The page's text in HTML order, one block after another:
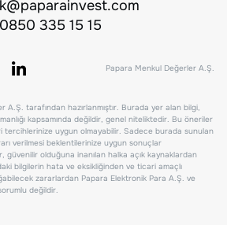
0850 335 15 15
Papara Menkul Değerler A.Ş.
A.Ş. tarafından hazırlanmıştır. Burada yer alan bilgi,
kapsamında değildir, genel niteliktedir. Bu öneriler
tercihlerinize uygun olmayabilir. Sadece burada sunulan
verilmesi beklentilerinize uygun sonuçlar
güvenilir olduğuna inanılan halka açık kaynaklardan
bilgilerin hata ve eksikliğinden ve ticari amaçlı
zararlardan Papara Elektronik Para A.Ş. ve
değildir.